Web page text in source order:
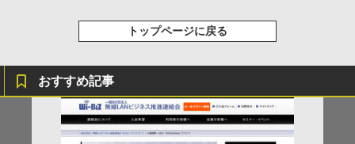
トップページに戻る
おすすめ記事